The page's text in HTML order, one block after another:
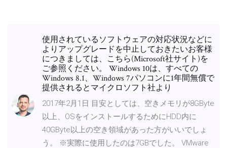
使用されているソフトウェアの対応状況などに
よりアップグレードを中止しておきたいお客様
につきましては、こちら(Microsoft社サイト)を
ご参照ください。 Windows 10は、すべての
Windows 8.1、Windows 7パソコンに1年間無償で
提供されるとマイクロソフト社より
2017年2月1日 目安としては、空きメモリが8GByte
以上、OSをインストールするためにHDD内に
40GByte以上の空き領域があった方がいいでしょ
う。 ※実際に使用したのは7GBでした。 VMware